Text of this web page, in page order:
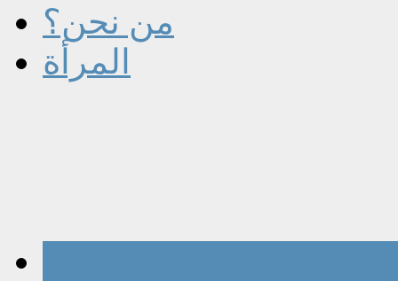
من نحن؟
المرأة